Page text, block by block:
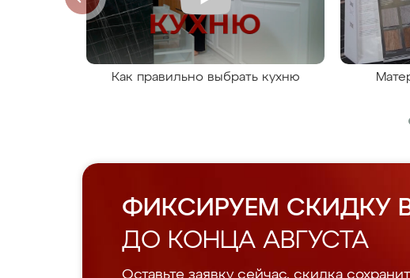
Как правильно выбрать кухню
ФИКСИРУЕМ СКИДКУ
ДО КОНЦА АВГУСТА
Оставьте заявку сейчас, скидка